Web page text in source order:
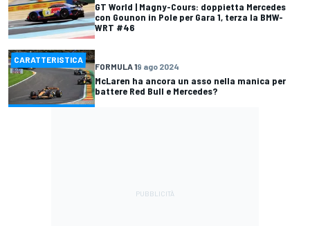
GT World | Magny-Cours: doppietta Mercedes
con Gounon in Pole per Gara 1, terza la BMW-
WRT #46
CARATTERISTICA
FORMULA 19 ago 2024
McLaren ha ancora un asso nella manica per
battere Red Bull e Mercedes?